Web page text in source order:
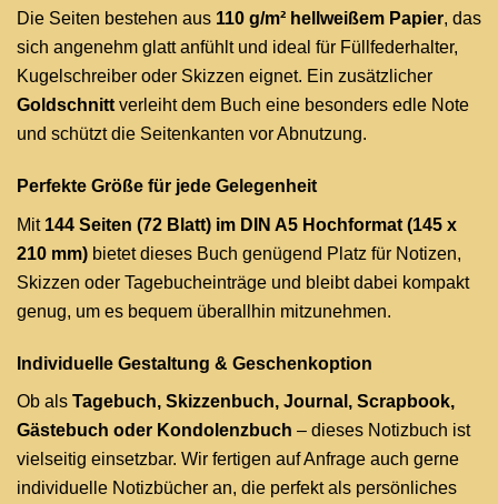
Die Seiten bestehen aus 110 g/m² hellweißem Papier, das
sich angenehm glatt anfühlt und ideal für Füllfederhalter,
Kugelschreiber oder Skizzen eignet. Ein zusätzlicher
Goldschnitt verleiht dem Buch eine besonders edle Note
und schützt die Seitenkanten vor Abnutzung.
Perfekte Größe für jede Gelegenheit
Mit 144 Seiten (72 Blatt) im DIN A5 Hochformat (145 x
210 mm) bietet dieses Buch genügend Platz für Notizen,
Skizzen oder Tagebucheinträge und bleibt dabei kompakt
genug, um es bequem überallhin mitzunehmen.
Individuelle Gestaltung & Geschenkoption
Ob als Tagebuch, Skizzenbuch, Journal, Scrapbook,
Gästebuch oder Kondolenzbuch – dieses Notizbuch ist
vielseitig einsetzbar. Wir fertigen auf Anfrage auch gerne
individuelle Notizbücher an, die perfekt als persönliches